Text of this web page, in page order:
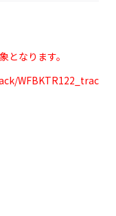
なります。
WFBKTR122_trac